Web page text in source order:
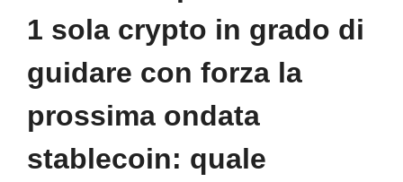
1 sola crypto in grado di
guidare con forza la
prossima ondata
stablecoin: quale